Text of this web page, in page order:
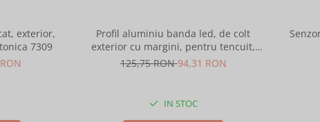
exterior,
7309
Profil aluminiu banda led, de colt
exterior cu margini, pentru tencuit,
lungime 2m, culoare gri natur, Optonica
125,75 RON94,31 RON
IN STOC